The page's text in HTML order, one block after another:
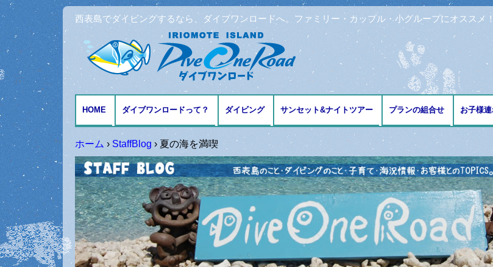
西表島でダイビングするなら、ダイブワンロードへ。ファミリー・カップル・小グループにオススメ
コンテンツへ移動
HOME ダイブワンロードって？
アクセスとMAP
ダイビング
ファンダイブ
体験ダイビング
シュノーケリング
記念日ダイビング
ダイビング免許の講習
サンセット&ナイトツアー プランの組合せ お子様
ホーム › StaffBlog › 夏の海を満喫